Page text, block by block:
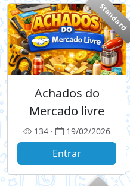
Standard
Achados do
Mercado livre
134 · 19/02/2026
Entrar